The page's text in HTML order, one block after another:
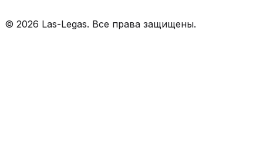
© 2026 Las-Legas. Все права защищены.